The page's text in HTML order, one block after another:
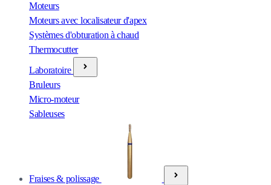
Moteurs
Moteurs avec localisateur d'apex
Systèmes d'obturation à chaud
Thermocutter
Laboratoire
Bruleurs
Micro-moteur
Sableuses
Fraises & polissage